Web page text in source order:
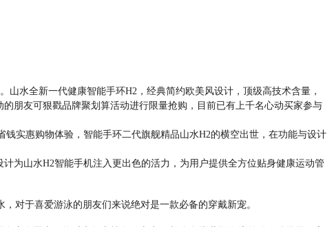
水全新一代健康智能手环H2，经典简约欧美风设计，顶级高技术含量，
朋友可狠戳品牌聚划算活动进行限量抢购，目前已有上千名心动买家参与
实惠购物体验，智能手环二代旗舰精品山水H2的横空出世，在功能与设计
山水H2智能手机注入更出色的活力，为用户提供全方位贴身健康运动管
对于喜爱游泳的朋友们来说绝对是一款必备的穿戴新宠。